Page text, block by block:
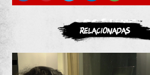
ASOCIATE
Relacionadas